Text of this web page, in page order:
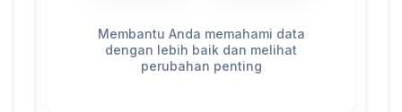
Membantu Anda memahami data
dengan lebih baik dan melihat
perubahan penting